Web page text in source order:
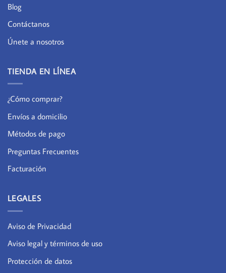
Blog
Contáctanos
Únete a nosotros
TIENDA EN LÍNEA
¿Cómo comprar?
Envíos a domicilio
Métodos de pago
Preguntas Frecuentes
Facturación
LEGALES
Aviso de Privacidad
Aviso legal y términos de uso
Protección de datos